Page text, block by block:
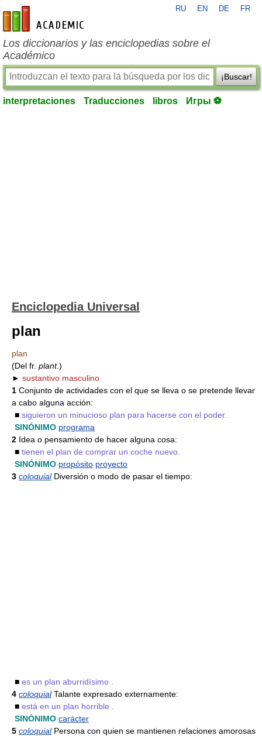
es-academic.com
RU EN DE FR
Los diccionarios y las enciclopedias sobre el
Académico
¡Buscar!
interpretaciones Traducciones libros Игры ⚽
Enciclopedia Universal
plan
plan
(Del fr. plant.)
► sustantivo masculino
1 Conjunto de actividades con el que se lleva o se pretende llevar
a cabo alguna acción:
■ siguieron un minucioso plan para hacerse con el poder.
SINÓNIMO programa
2 Idea o pensamiento de hacer alguna cosa:
■ tienen el plan de comprar un coche nuevo.
SINÓNIMO propósito proyecto
3 coloquialDiversión o modo de pasar el tiempo:
■ es un plan aburridísimo .
4 coloquialTalante expresado externamente:
■ está en un plan horrible .
SINÓNIMO carácter
5 coloquialPersona con quien se mantienen relaciones amorosas